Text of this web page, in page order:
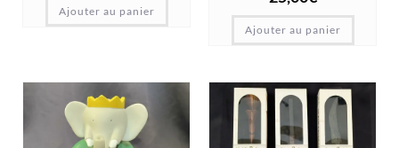
Ajouter au panier
Ajouter au panier